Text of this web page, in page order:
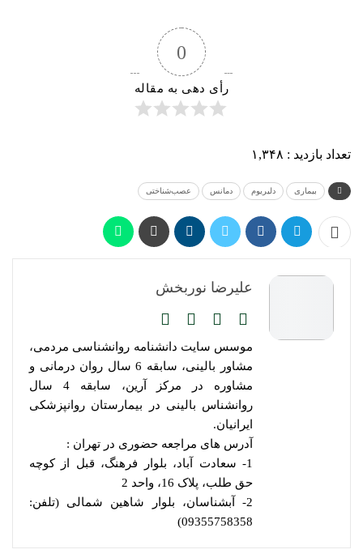
0
رأی دهی به مقاله
تعداد بازدید : ۱,۳۴۸
بیماری دلیریوم دمانس عصب‌شناختی
علیرضا نوربخش
موسس سایت دانشنامه روانشناسی مردمی،
مشاور بالینی، سابقه 6 سال روان درمانی و
مشاوره در مرکز آرین، سابقه 4 سال
روانشناس بالینی در بیمارستان روانپزشکی
ایرانیان.
آدرس های مراجعه حضوری در تهران :
1- سعادت آباد، بلوار فرهنگ، قبل از کوچه
حق طلب، پلاک 16، واحد 2
2- آبشناسان، بلوار شاهین شمالی (تلفن:
09355758358)